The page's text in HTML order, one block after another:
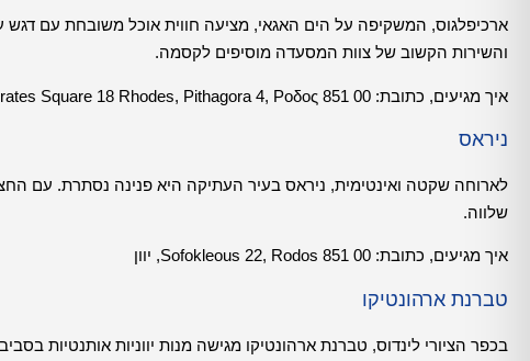
ארכיפלגוס, המשקיפה על הים האגאי, מציעה חווית אוכל משובחת עם דגש
והשירות הקשוב של צוות המסעדה מוסיפים לקסמה.
איך מגיעים, כתובת:
ניראס
לארוחה שקטה ואינטימית, ניראס בעיר העתיקה היא פנינה נסתרת. עם
שלווה.
איך מגיעים, כתובת: Sofokleous 22, Rodos 851 00, יוון
טברנת ארהונטיקו
בכפר הציורי לינדוס, טברנת ארהונטיקו מגישה מנות יווניות אותנטיות